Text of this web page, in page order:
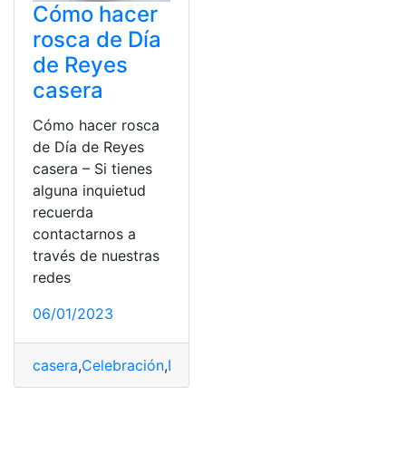
Cómo hacer
rosca de Día
de Reyes
casera
Cómo hacer rosca
de Día de Reyes
casera – Si tienes
alguna inquietud
recuerda
contactarnos a
través de nuestras
redes
06/01/2023
casera,Celebración,Día de Reyes